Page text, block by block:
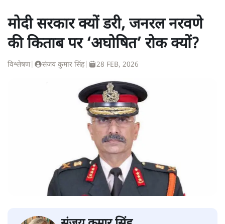
मोदी सरकार क्यों डरी, जनरल नरवणे
की किताब पर ‘अघोषित’ रोक क्यों?
विश्लेषण| संजय कुमार सिंह| 28 FEB, 2026